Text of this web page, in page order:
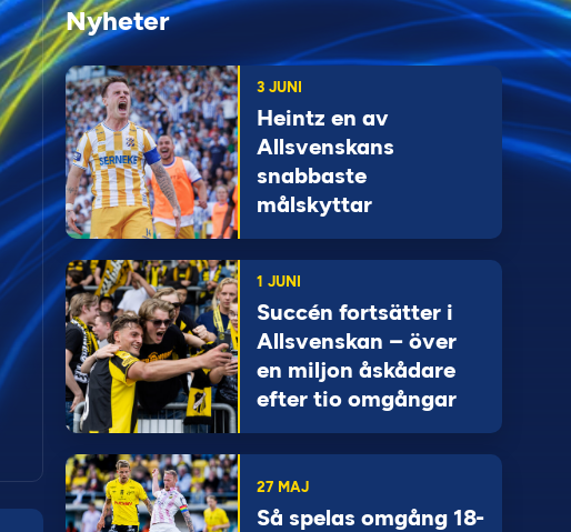
Nyheter
3 JUNI
Heintz en av
Allsvenskans
snabbaste
målskyttar
1 JUNI
Succén fortsätter i
Allsvenskan – över
en miljon åskådare
efter tio omgångar
27 MAJ
Så spelas omgång 18-